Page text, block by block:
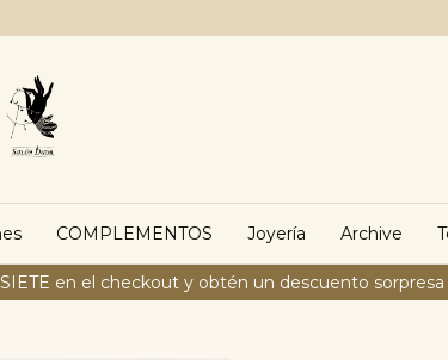
en el checkout y obtén un descuento
COMPLEMENTOS Joyería Archive